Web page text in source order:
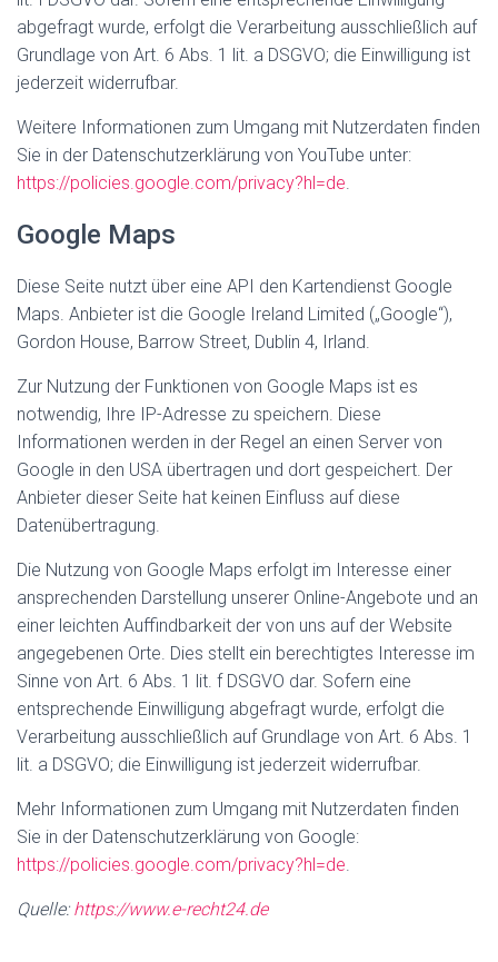
abgefragt wurde, erfolgt die Verarbeitung ausschließlich auf
Grundlage von Art. 6 Abs. 1 lit. a DSGVO; die Einwilligung ist
jederzeit widerrufbar.
Weitere Informationen zum Umgang mit Nutzerdaten finden
Sie in der Datenschutzerklärung von YouTube unter:
https://policies.google.com/privacy?hl=de
Google Maps
Diese Seite nutzt über eine API den Kartendienst Google
Maps. Anbieter ist die Google Ireland Limited („Google“),
Gordon House, Barrow Street, Dublin 4, Irland.
Zur Nutzung der Funktionen von Google Maps ist es
notwendig, Ihre IP-Adresse zu speichern. Diese
Informationen werden in der Regel an einen Server von
Google in den USA übertragen und dort gespeichert. Der
Anbieter dieser Seite hat keinen Einfluss auf diese
Datenübertragung.
Die Nutzung von Google Maps erfolgt im Interesse einer
ansprechenden Darstellung unserer Online-Angebote und an
einer leichten Auffindbarkeit der von uns auf der Website
angegebenen Orte. Dies stellt ein berechtigtes Interesse im
Sinne von Art. 6 Abs. 1 lit. f DSGVO dar. Sofern eine
entsprechende Einwilligung abgefragt wurde, erfolgt die
Verarbeitung ausschließlich auf Grundlage von Art. 6 Abs. 1
lit. a DSGVO; die Einwilligung ist jederzeit widerrufbar.
Mehr Informationen zum Umgang mit Nutzerdaten finden
Sie in der Datenschutzerklärung von Google:
https://policies.google.com/privacy?hl=de
Quelle: https://www.e-recht24.de